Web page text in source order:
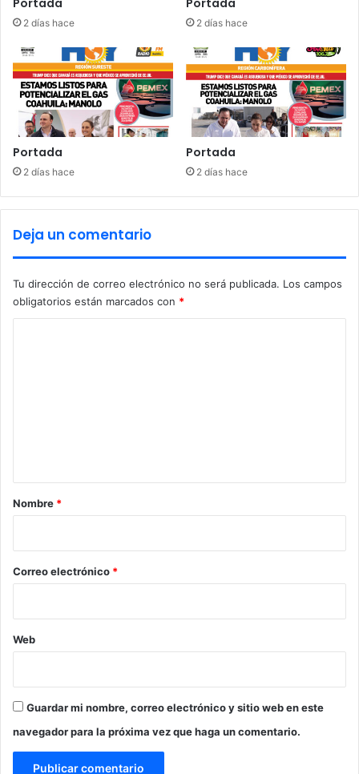
2 días hace 2 días hace
Portada
2 días hace
Portada
2 días hace
Deja un comentario
Tu dirección de correo electrónico no será publicada. Los campos
obligatorios están marcados con *
r
*
Nombre *
Correo electrónico *
Web
Guardar mi nombre, correo electrónico y sitio web en este
navegador para la próxima vez que haga un comentario.